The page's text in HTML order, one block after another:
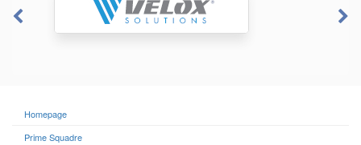
Homepage
Prime Squadre